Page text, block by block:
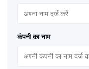
कंपनी का नाम